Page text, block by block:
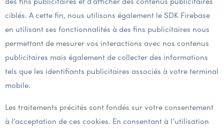
ciblés. A cette fin, nous utilisons également le SDK Firebase
en utilisant ses fonctionnalités à des fins publicitaires nous
permettant de mesurer vos interactions avec nos contenus
publicitaires mais également de collecter des informations
tels que les identifiants publicitaires associés à votre terminal
mobile.
Les traitements précités sont fondés sur votre consentement
à l’acceptation de ces cookies. En consentant à l’utilisation